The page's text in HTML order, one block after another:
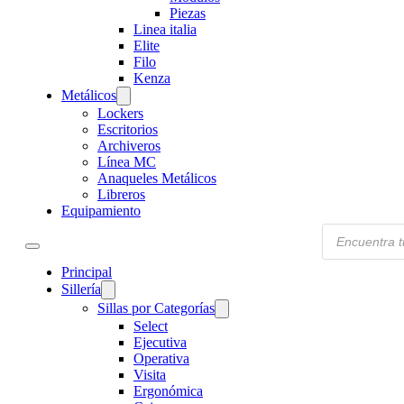
Piezas
Linea italia
Elite
Filo
Kenza
Metálicos
Lockers
Escritorios
Archiveros
Línea MC
Anaqueles Metálicos
Libreros
Equipamiento
Principal
Sillería
Sillas por Categorías
Select
Ejecutiva
Operativa
Visita
Ergonómica
Products
search